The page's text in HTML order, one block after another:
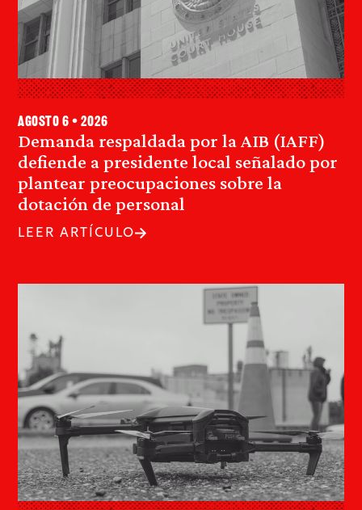
Demanda respaldada por la AIB (IAFF)
defiende a presidente local señalado por
plantear preocupaciones sobre la
dotación de personal
agosto 6 • 2026
LEER ARTÍCULO